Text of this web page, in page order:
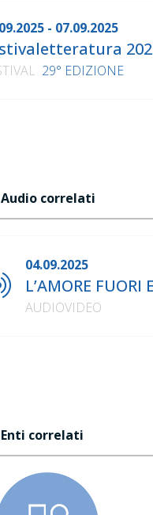
- 07.09.2025
29° EDIZIONE
Audio correlati
04.09.2025
L’AMORE
AUDIOVIDEO
Enti correlati